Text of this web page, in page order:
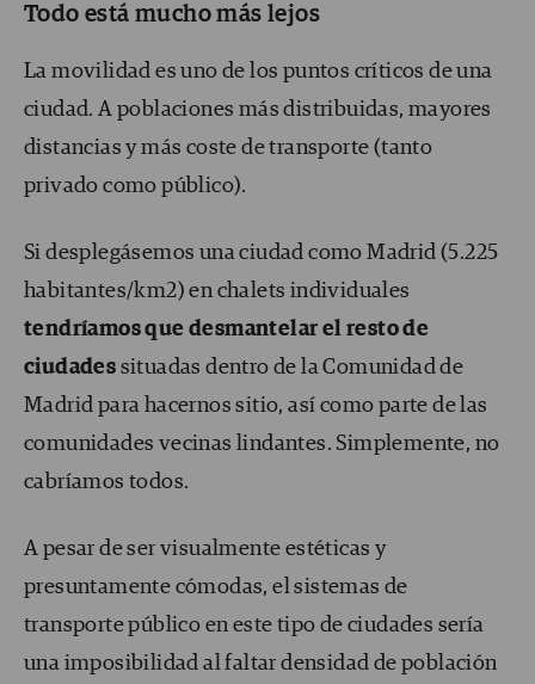
Todo está mucho más lejos
La movilidad es uno de los puntos críticos de una
ciudad. A poblaciones más distribuidas, mayores
distancias y más coste de transporte (tanto
privado como público).
Si desplegásemos una ciudad como Madrid (5.225
habitantes/km2) en chalets individuales
tendríamos que desmantelar el resto de
ciudades situadas dentro de la Comunidad de
Madrid para hacernos sitio, así como parte de las
comunidades vecinas lindantes. Simplemente, no
cabríamos todos.
A pesar de ser visualmente estéticas y
presuntamente cómodas, el sistemas de
transporte público en este tipo de ciudades sería
una imposibilidad al faltar densidad de población